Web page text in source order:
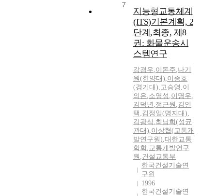
7
지능형교통체계
(ITS)기본계획, 2
단계,최종, 제8
권: 화물운송시
스템연구
강경우,이돈주,나기
원(한양대),이종호
(경기대),고승영 ,이
의은,소영성 ,이명우,
김덕년 ,정근원 ,김인
택 ,김정일(명지대),
김광식 ,최남희(성균
관대),이상협(교통개
발연구원),대한교통
학회 ,교통개발연구
원 ,건설교통부
한국건설기술연
구원
1996
한국건설기술연